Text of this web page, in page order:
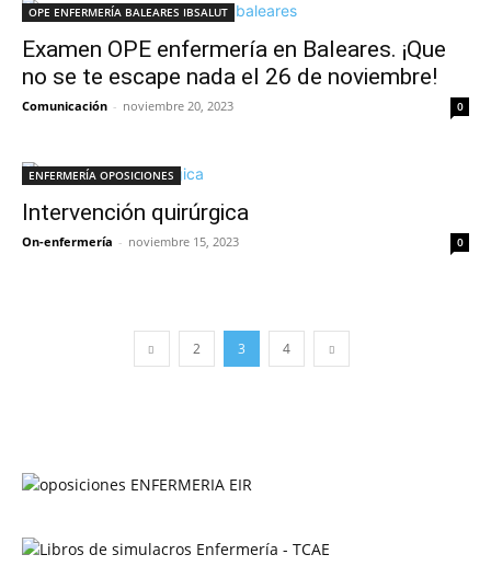
OPE ENFERMERÍA BALEARES IBSALUT
Examen OPE enfermería en Baleares. ¡Que
no se te escape nada el 26 de noviembre!
Comunicación - noviembre 20, 2023 0
ENFERMERÍA OPOSICIONES
Intervención quirúrgica
On-enfermería - noviembre 15, 2023 0
2 3 4